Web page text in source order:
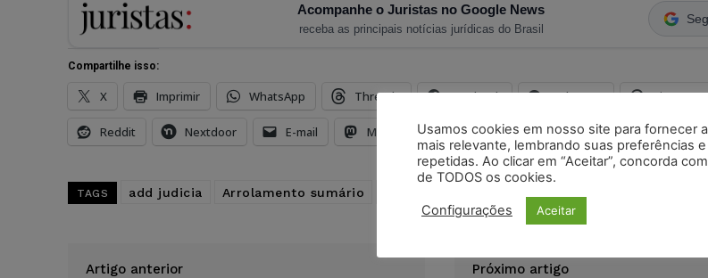
Acompanhe o Juristas no Google News
receba as principais notícias jurídicas do Brasil
Compartilhe isso:
X Imprimir WhatsApp Threads Facebook Telegram Pinterest
Reddit Nextdoor E-mail Mastodon LinkedIn
TAGS add judicia Arrolamento sumário
Artigo anterior Próximo artigo
Usamos cookies em nosso site para fornecer
mais relevante, lembrando suas preferências
repetidas. Ao clicar em “Aceitar”, concorda
de TODOS os cookies.
Configurações Aceitar